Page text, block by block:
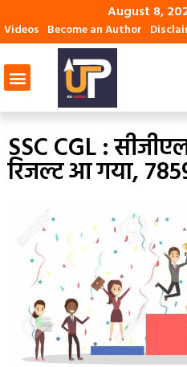
August 8,
Videos Become an Author
SSC CGL :
रिजल्‍ट आ गया,